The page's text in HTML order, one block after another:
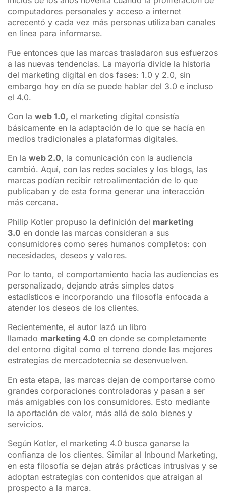
computadores personales y acceso a internet
acrecentó y cada vez más personas utilizaban canales
en línea para informarse.
Fue entonces que las marcas trasladaron sus esfuerzos
a las nuevas tendencias. La mayoría divide la historia
del marketing digital en dos fases: 1.0 y 2.0, sin
embargo hoy en día se puede hablar del 3.0 e incluso
el 4.0.
Con la web 1.0, el marketing digital consistía
básicamente en la adaptación de lo que se hacía en
medios tradicionales a plataformas digitales.
En la web 2.0, la comunicación con la audiencia
cambió. Aquí, con las redes sociales y los blogs, las
marcas podían recibir retroalimentación de lo que
publicaban y de esta forma generar una interacción
más cercana.
Philip Kotler propuso la definición del marketing
3.0 en donde las marcas consideran a sus
consumidores como seres humanos completos: con
necesidades, deseos y valores.
Por lo tanto, el comportamiento hacia las audiencias es
personalizado, dejando atrás simples datos
estadísticos e incorporando una filosofía enfocada a
atender los deseos de los clientes.
Recientemente, el autor lazó un libro
llamado marketing 4.0 en donde se completamente
del entorno digital como el terreno donde las mejores
estrategias de mercadotecnia se desenvuelven.
En esta etapa, las marcas dejan de comportarse como
grandes corporaciones controladoras y pasan a ser
más amigables con los consumidores. Esto mediante
la aportación de valor, más allá de solo bienes y
servicios.
Según Kotler, el marketing 4.0 busca ganarse la
confianza de los clientes. Similar al Inbound Marketing,
en esta filosofía se dejan atrás prácticas intrusivas y se
adoptan estrategias con contenidos que atraigan al
prospecto a la marca.